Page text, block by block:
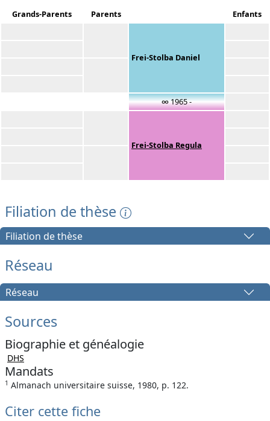
Grands-Parents Parents Enfants
Frei-Stolba Daniel
∞ 1965 -
Frei-Stolba Regula
Filiation de thèse
Filiation de thèse
Réseau
Réseau
Sources
Biographie et généalogie
DHS
Mandats
1 Almanach universitaire suisse, 1980, p. 122.
Citer cette fiche